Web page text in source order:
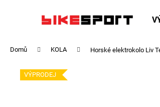
Domů KOLA Horské elektrokolo Liv
VÝPRODEJ
Zpět
Zpět